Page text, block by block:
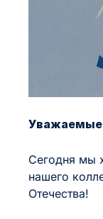
Уважаемые
Сегодня мы
нашего
Отечества!